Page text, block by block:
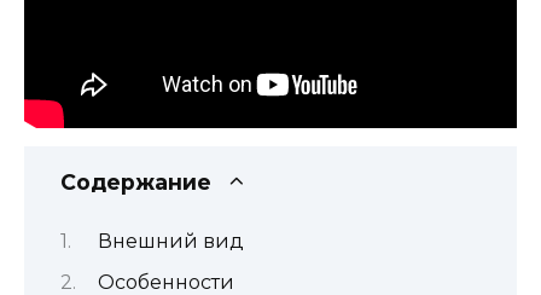
Содержание
Внешний вид
Особенности